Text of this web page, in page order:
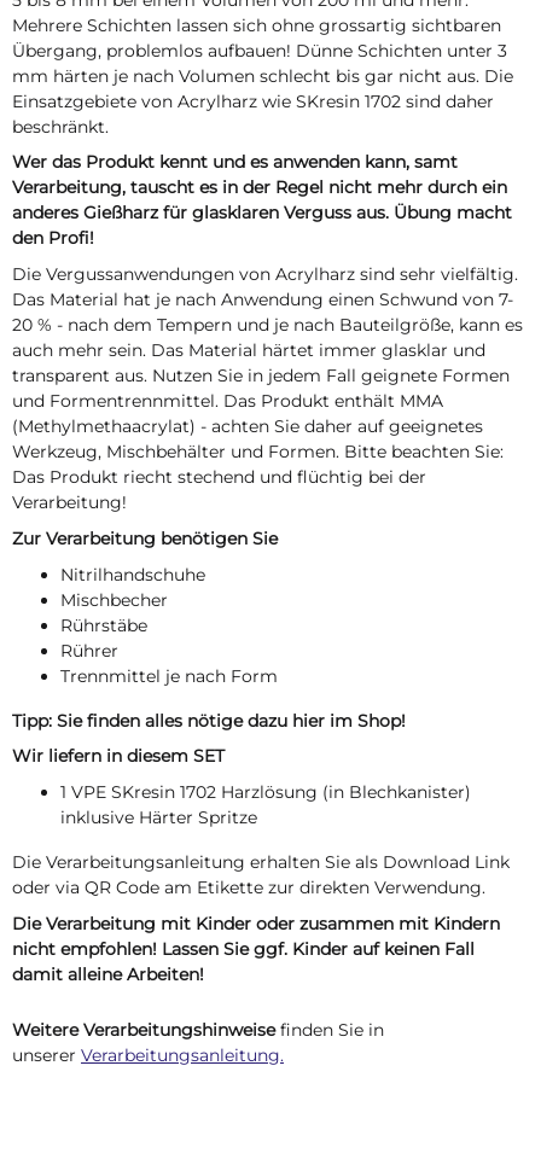
Mehrere Schichten lassen sich ohne grossartig sichtbaren
Übergang, problemlos aufbauen! Dünne Schichten unter 3
mm härten je nach Volumen schlecht bis gar nicht aus. Die
Einsatzgebiete von Acrylharz wie SKresin 1702 sind daher
beschränkt.
Wer das Produkt kennt und es anwenden kann, samt
Verarbeitung, tauscht es in der Regel nicht mehr durch ein
anderes Gießharz für glasklaren Verguss aus. Übung macht
den Profi!
Die Vergussanwendungen von Acrylharz sind sehr vielfältig.
Das Material hat je nach Anwendung einen Schwund von 7-
20 % - nach dem Tempern und je nach Bauteilgröße, kann es
auch mehr sein. Das Material härtet immer glasklar und
transparent aus. Nutzen Sie in jedem Fall geignete Formen
und Formentrennmittel. Das Produkt enthält MMA
(Methylmethaacrylat) - achten Sie daher auf geeignetes
Werkzeug, Mischbehälter und Formen. Bitte beachten Sie:
Das Produkt riecht stechend und flüchtig bei der
Verarbeitung!
Zur Verarbeitung benötigen Sie
Nitrilhandschuhe
Mischbecher
Rührstäbe
Rührer
Trennmittel je nach Form
Tipp: Sie finden alles nötige dazu hier im Shop!
Wir liefern in diesem SET
1 VPE SKresin 1702 Harzlösung (in Blechkanister)
inklusive Härter Spritze
Die Verarbeitungsanleitung erhalten Sie als Download Link
oder via QR Code am Etikette zur direkten Verwendung.
Die Verarbeitung mit Kinder oder zusammen mit Kindern
nicht empfohlen! Lassen Sie ggf. Kinder auf keinen Fall
damit alleine Arbeiten!
Weitere Verarbeitungshinweisefinden Sie in
unserer Verarbeitungsanleitung.